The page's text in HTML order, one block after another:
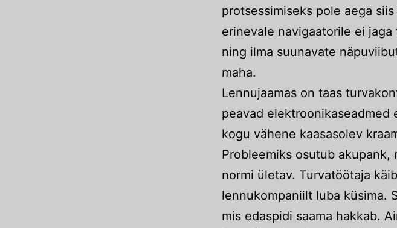
protsessimiseks pole aega
erinevale navigaatorile ei
ning ilma suunavate
maha.
Lennujaamas on taas
peavad elektroonikaseadmed
kogu vähene kaasasolev
Probleemiks osutub
normi ületav. Turvatöötaja
lennukompaniilt luba küsima.
mis edaspidi saama hakkab.